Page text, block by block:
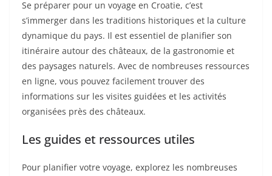
Se préparer pour un voyage en Croatie, c’est
s’immerger dans les traditions historiques et la culture
dynamique du pays. Il est essentiel de planifier son
itinéraire autour des châteaux, de la gastronomie et
des paysages naturels. Avec de nombreuses ressources
en ligne, vous pouvez facilement trouver des
informations sur les visites guidées et les activités
organisées près des châteaux.
Les guides et ressources utiles
Pour planifier votre voyage, explorez les nombreuses